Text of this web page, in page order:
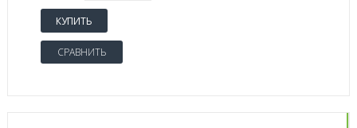
КУПИТЬ
СРАВНИТЬ